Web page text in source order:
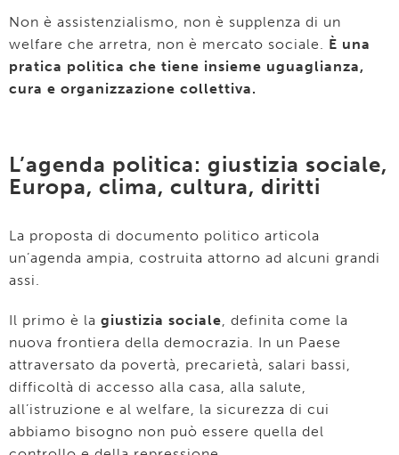
Non è assistenzialismo, non è supplenza di un
welfare che arretra, non è mercato sociale. È una
pratica politica che tiene insieme uguaglianza,
cura e organizzazione collettiva.
L’agenda politica: giustizia sociale,
Europa, clima, cultura, diritti
La proposta di documento politico articola
un’agenda ampia, costruita attorno ad alcuni grandi
assi.
Il primo è la giustizia sociale , definita come la
nuova frontiera della democrazia. In un Paese
attraversato da povertà, precarietà, salari bassi,
difficoltà di accesso alla casa, alla salute,
all’istruzione e al welfare, la sicurezza di cui
abbiamo bisogno non può essere quella del